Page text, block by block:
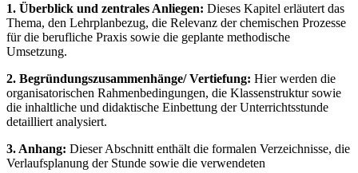
1. Überblick und zentrales Anliegen: Dieses Kapitel erläutert das
Thema, den Lehrplanbezug, die Relevanz der chemischen Prozesse
für die berufliche Praxis sowie die geplante methodische
Umsetzung.
2. Begründungszusammenhänge/ Vertiefung: Hier werden die
organisatorischen Rahmenbedingungen, die Klassenstruktur sowie
die inhaltliche und didaktische Einbettung der Unterrichtsstunde
detailliert analysiert.
3. Anhang: Dieser Abschnitt enthält die formalen Verzeichnisse, die
Verlaufsplanung der Stunde sowie die verwendeten